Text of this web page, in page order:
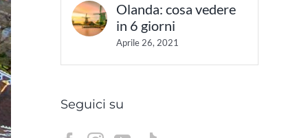
Olanda: cosa vedere
in 6 giorni
Aprile 26, 2021
Seguici su